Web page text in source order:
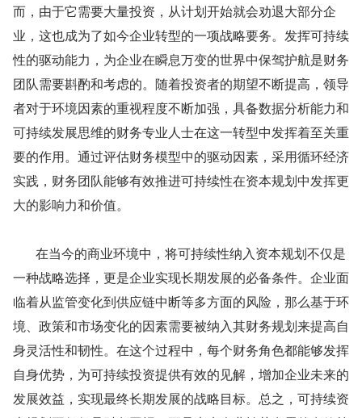
而，由于它需要大量投资，从计划开始就会劝退大部分企
业，这也成为了如今企业转型的一项战略要务。发挥可持续
性的驱动能力，为企业在瞬息万变的世界中保驾护航是财务
团队需要斟酌和考虑的。随着投资者的期望不断提高，领导
者对于环境因素的重视程度不断加强，具备数据分析能力和
可持续发展思维的财务专业人士在这一转型中发挥着至关重
要的作用。通过评估财务模型中的驱动因素，采用循环经济
实践，财务团队能够有效推进可持续性在资本规划中发挥更
大的影响力和价值。
在当今的商业环境中，将可持续性纳入资本规划不仅是
一种战略选择，更是企业实现长期发展的必备条件。企业面
临着从监管变化到供应链中断等多方面的风险，那么基于环
境、政策和市场变化的因素需要被纳入其财务规划来提高自
身灵活性和韧性。在这个过程中，每个财务角色都能够发挥
自身优势，为可持续投资提供有效的见解，增加企业未来的
发展效益，实现最终长期发展的战略目标。总之，可持续资